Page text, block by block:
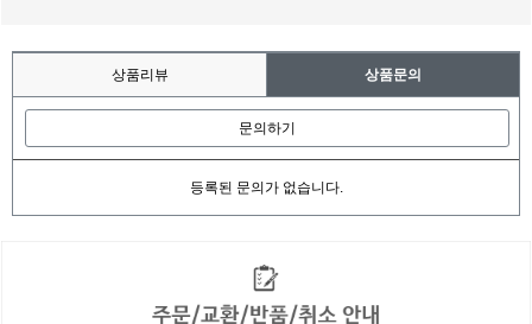
상품리뷰 상품문의
문의하기
등록된 문의가 없습니다.